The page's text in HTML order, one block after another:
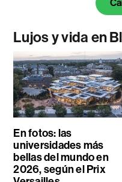
Lujos y vida en
En fotos: las
universidades más
bellas del mundo en
2026, según el Prix